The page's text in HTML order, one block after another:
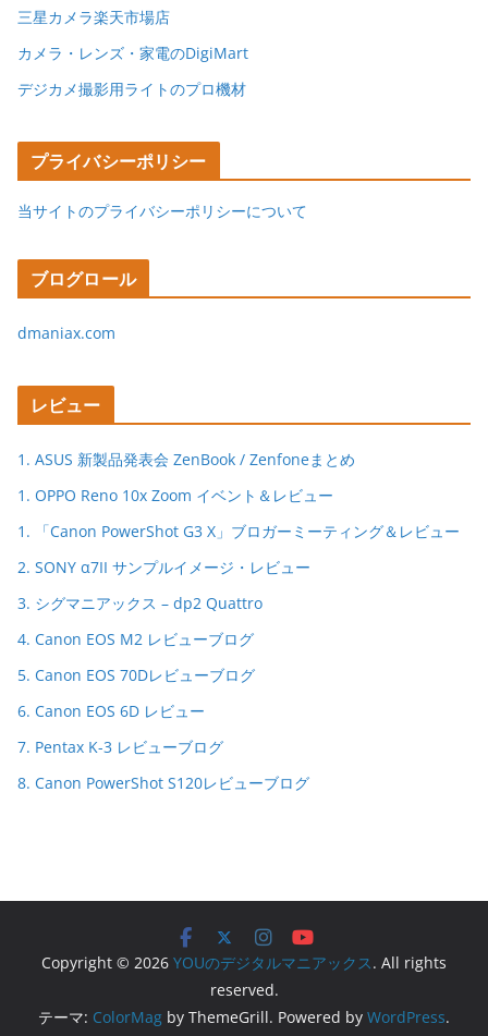
三星カメラ楽天市場店
カメラ・レンズ・家電のDigiMart
デジカメ撮影用ライトのプロ機材
プライバシーポリシー
当サイトのプライバシーポリシーについて
ブログロール
dmaniax.com
レビュー
1. ASUS 新製品発表会 ZenBook / Zenfoneまとめ
1. OPPO Reno 10x Zoom イベント＆レビュー
1. 「Canon PowerShot G3 X」ブロガーミーティング＆レビュー
2. SONY α7II サンプルイメージ・レビュー
3. シグマニアックス – dp2 Quattro
4. Canon EOS M2 レビューブログ
5. Canon EOS 70Dレビューブログ
6. Canon EOS 6D レビュー
7. Pentax K-3 レビューブログ
8. Canon PowerShot S120レビューブログ
Copyright © 2026 YOUのデジタルマニアックス. All rights
reserved.
テーマ: ColorMag by ThemeGrill. Powered by WordPress.